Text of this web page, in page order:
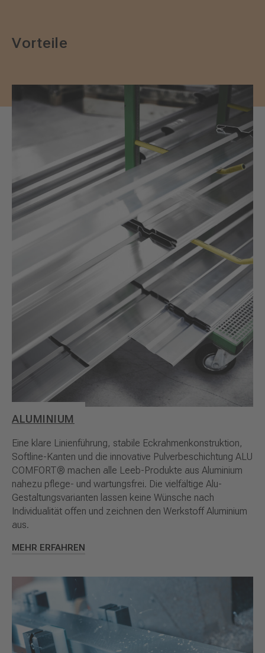
Vorteile
ALUMINIUM
Eine klare Linienführung, stabile Eckrahmenkonstruktion,
Softline-Kanten und die innovative Pulverbeschichtung ALU
COMFORT® machen alle Leeb-Produkte aus Aluminium
nahezu pflege- und wartungsfrei. Die vielfältige Alu-
Gestaltungsvarianten lassen keine Wünsche nach
Individualität offen und zeichnen den Werkstoff Aluminium
aus.
MEHR ERFAHREN